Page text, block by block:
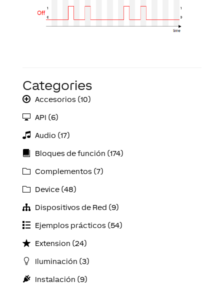
Categories
Accesorios (10)
API (6)
Audio (17)
Bloques de función (174)
Complementos (7)
Device (48)
Dispositivos de Red (9)
Ejemplos prácticos (54)
Extension (24)
Iluminación (3)
Instalación (9)